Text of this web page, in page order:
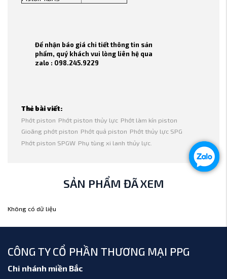
Để nhận báo giá chi tiết thông tin sản
phẩm, quý khách vui lòng liên hệ qua
zalo : 098.245.9229
Thẻ bài viết:
Phớt piston Phớt piston thủy lực Phớt làm kín piston
Gioăng phớt piston Phớt quả piston Phớt thủy lực SPG
Phớt piston SPGW Phụ tùng xi lanh thủy lực.
SẢN PHẨM ĐÃ XEM
Không có dữ liệu
CÔNG TY CỔ PHẦN THƯƠNG MẠI PPG
Chi nhánh miền Bắc